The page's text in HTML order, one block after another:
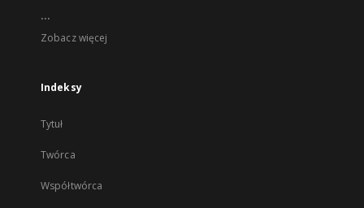
...
Zobacz więcej
Indeksy
Tytuł
Twórca
Współtwórca